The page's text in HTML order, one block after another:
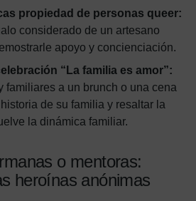
propiedad de personas queer:
considerado de un artesano
apoyo y concienciación.
“La familia es amor”:
familiares a un brunch o una cena
de su familia y resaltar la
la dinámica familiar.
o mentoras:
heroínas anónimas